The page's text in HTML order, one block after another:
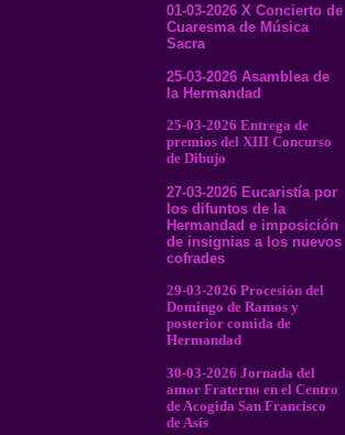
01-03-2026 X Concierto de
Cuaresma de Música
Sacra
25-03-2026 Asamblea de
la Hermandad
25-03-2026 Entrega de
premios del XIII Concurso
de Dibujo
27-03-2026 Eucaristía por
los difuntos de la
Hermandad e imposición
de insignias a los nuevos
cofrades
29-03-2026 Procesión del
Domingo de Ramos y
posterior comida de
Hermandad
30-03-2026 Jornada del
amor Fraterno en el Centro
de Acogida San Francisco
de Asís